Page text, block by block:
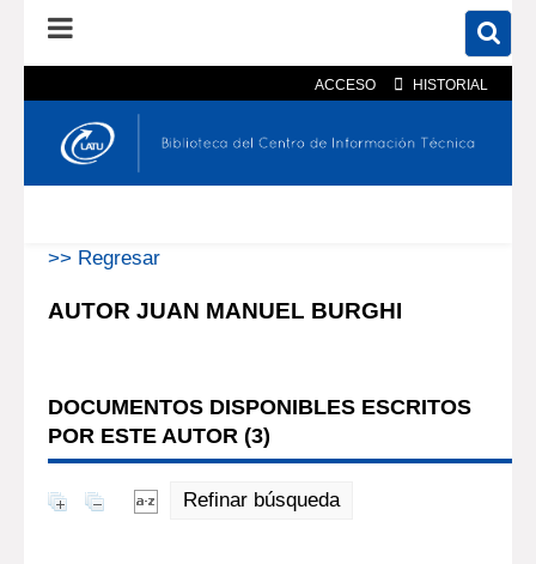
ACCESO HISTORIAL
En el catálogo En el sitio
>> Regresar
AUTOR JUAN MANUEL BURGHI
DOCUMENTOS DISPONIBLES ESCRITOS
POR ESTE AUTOR (3)
Refinar búsqueda